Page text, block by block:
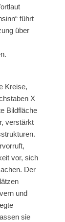
führt
über
Kreise,
X
Bildfläche
verstärkt
vor, sich
Der
und
sie